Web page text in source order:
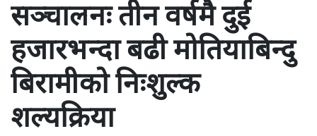
सञ्चालनः तीन वर्षमै दुई
हजारभन्दा बढी मोतियाबिन्दु
बिरामीको निःशुल्क
शल्यक्रिया